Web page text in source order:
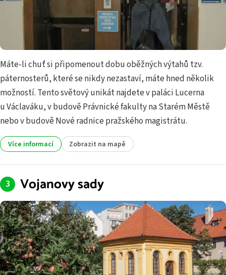
Máte-li chuť si připomenout dobu oběžných výtahů tzv.
páternosterů, které se nikdy nezastaví, máte hned několik
možností. Tento světový unikát najdete v paláci Lucerna
u Václaváku, v budově Právnické fakulty na Starém Městě
nebo v budově Nové radnice pražského magistrátu.
Více informací Zobrazit na mapě
Vojanovy sady